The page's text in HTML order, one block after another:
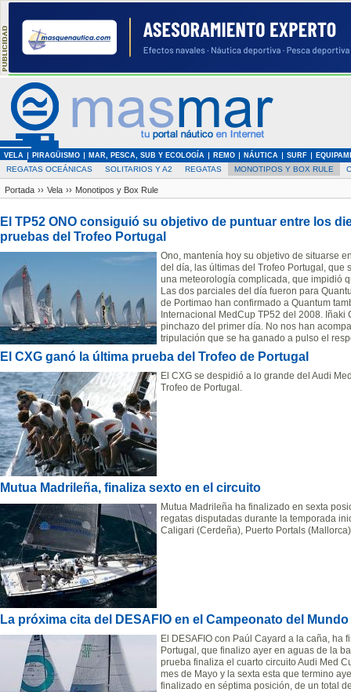
VELA PIRAGÜISMO MAR, PESCA, SUB Y ECOLOGÍA REMO NÁUTICA SURF
REGATAS OCEÁNICAS SOLITARIOS Y A2 REGATAS MONOTIPOS Y BOX RULE
Portada ›› Vela ›› Monotipos y Box Rule
El TP52 ONO consiguió su objetivo de puntuar entre los
pruebas del Trofeo Portugal
Ono, mantenía hoy su objetivo de situarse
del día, las últimas del Trofeo Portugal, que
una meteorología complicada, que impidió
Las dos parciales del día fueron para
de Portimao han confirmado a Quantum
Internacional MedCup TP52 del 2008. Iñaki
pinchazo del primer día. No nos han
tripulación que se ha ganado a pulso el
El CXG ganó la última prueba del Trofeo de Portugal
El CXG se despidió a lo grande del Audi
Trofeo de Portugal.
Mutua Madrileña, finaliza sexto en el circuito
Mutua Madrileña ha finalizado en sexta
regatas disputadas durante la temporada
Caligari (Cerdeña), Puerto Portals
La próxima cita del DESAFIO en el Campeonato del
El DESAFIO con Paúl Cayard a la caña,
Portugal, que finalizo ayer en aguas de la
prueba finaliza el cuarto circuito Audi Med
mes de Mayo y la sexta esta que termino
finalizado en séptima posición, de un total